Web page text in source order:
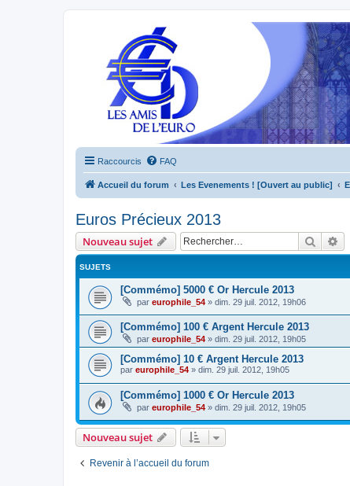
Raccourcis FAQ
Accueil du forum Les Evenements ! [Ouvert au public]
Euros Précieux 2013
Nouveau sujet
SUJETS
[Commémo] 5000 € Or Hercule 2013
par europhile_54 » dim. 29 juil. 2012, 19h06
[Commémo] 100 € Argent Hercule 2013
par europhile_54 » dim. 29 juil. 2012, 19h05
[Commémo] 10 € Argent Hercule 2013
par europhile_54 » dim. 29 juil. 2012, 19h05
[Commémo] 1000 € Or Hercule 2013
par europhile_54 » dim. 29 juil. 2012, 19h05
Nouveau sujet
Revenir à l’accueil du forum